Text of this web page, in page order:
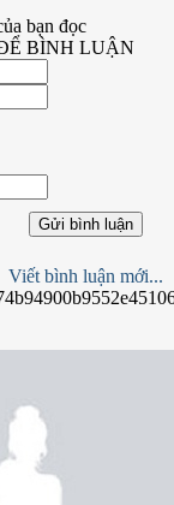
bạn đọc
BÌNH LUẬN
Gửi bình luận
Viết bình luận mới...